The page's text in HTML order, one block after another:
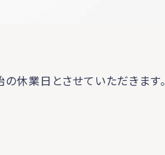
休業日とさせていただきます。